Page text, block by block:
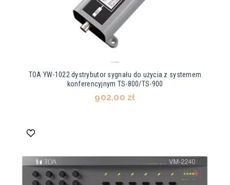
TOA YW-1022 dystrybutor sygnału do użycia z systemem
konferencyjnym TS-800/TS-900
902,00 zł